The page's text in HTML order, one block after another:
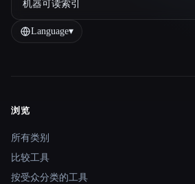
机器可读索引
Language▾
Site navigation
浏览
所有类别
比较工具
按受众分类的工具